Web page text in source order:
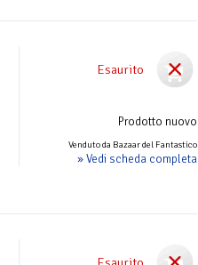
Esaurito
Prodotto nuovo
Venduto da Bazaar del Fantastico
» Vedi scheda completa